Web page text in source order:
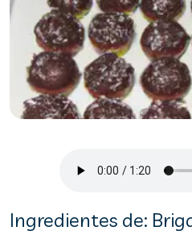
Ingredientes de: